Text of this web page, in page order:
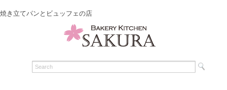
焼き立てパンとビュッフェの店